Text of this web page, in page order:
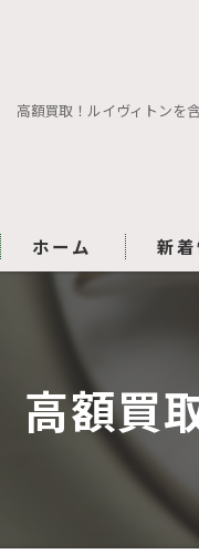
高額買取！ルイヴィトンを
ホーム 新
高額買